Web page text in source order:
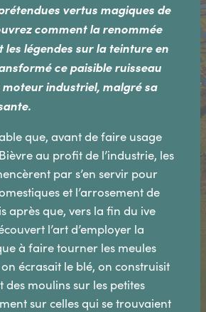
vertus magiques de
comment la renommée
les légendes sur la teinture en
ce paisible ruisseau
industriel, malgré sa
que, avant de faire usage
au profit de l’industrie, les
par s’en servir pour
et l’arrosement de
après que, vers la fin du ive
l’art d’employer la
à faire tourner les meules
écrasait le blé, on construisit
des moulins sur les petites
sur celles qui se trouvaient